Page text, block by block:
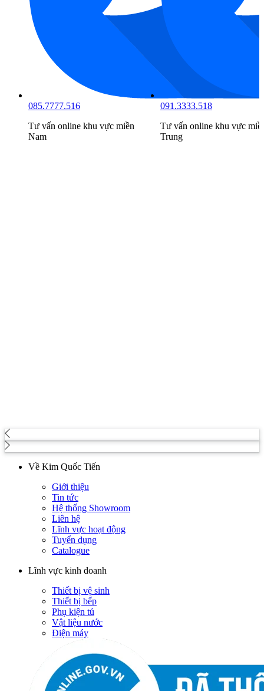
085.7777.516
Tư vấn online khu vực miền
Nam
091.3333.518
Tư vấn online khu vực
Trung
Về Kim Quốc Tiến
Giới thiệu
Tin tức
Hệ thống Showroom
Liên hệ
Lĩnh vực hoạt động
Tuyển dụng
Catalogue
Lĩnh vực kinh doanh
Thiết bị vệ sinh
Thiết bị bếp
Phụ kiện tủ
Vật liệu nước
Điện máy